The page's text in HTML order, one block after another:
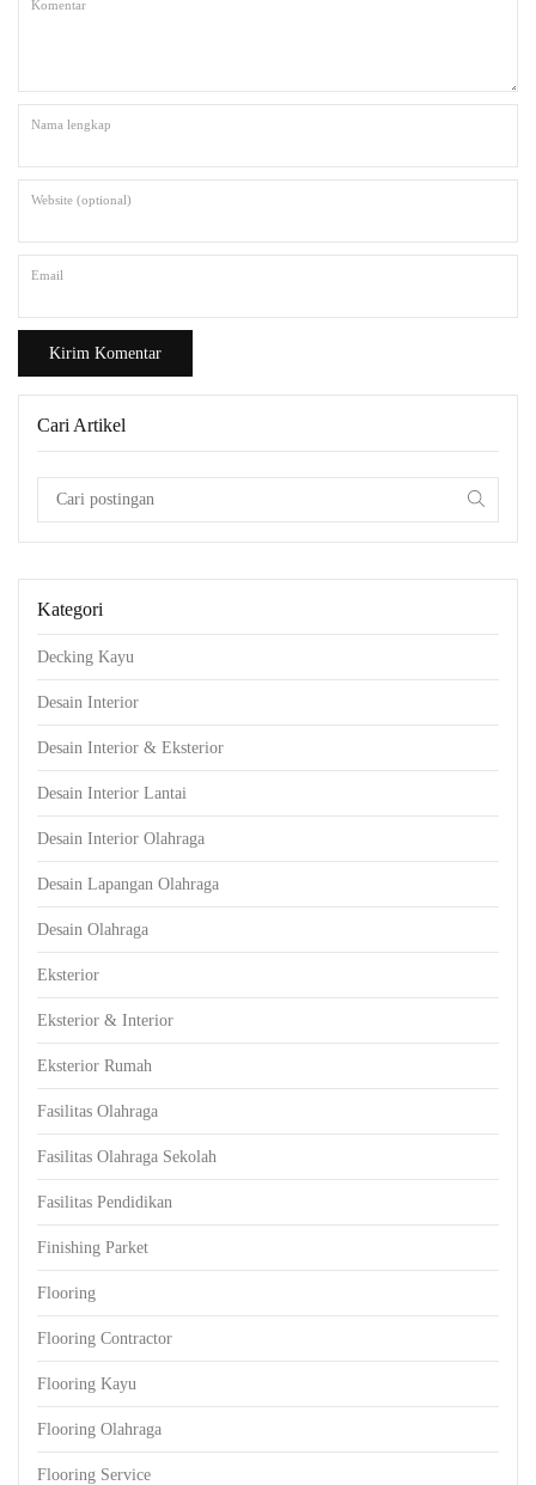
Komentar
Nama lengkap
Website (optional)
Email
Cari Artikel
Kategori
Decking Kayu
Desain Interior
Desain Interior & Eksterior
Desain Interior Lantai
Desain Interior Olahraga
Desain Lapangan Olahraga
Desain Olahraga
Eksterior
Eksterior & Interior
Eksterior Rumah
Fasilitas Olahraga
Fasilitas Olahraga Sekolah
Fasilitas Pendidikan
Finishing Parket
Flooring
Flooring Contractor
Flooring Kayu
Flooring Olahraga
Flooring Service